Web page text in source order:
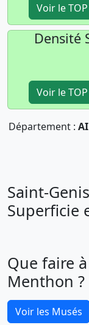
Voir le
Densité
Voir le
Département :
Saint-
Superficie
Que faire
Menthon ?
Voir les Musés